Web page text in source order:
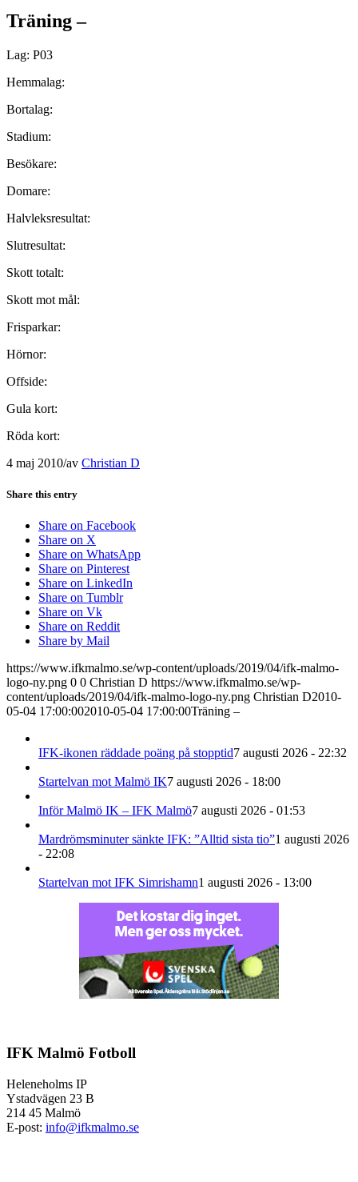
Träning –
Lag: P03
Hemmalag:
Bortalag:
Stadium:
Besökare:
Domare:
Halvleksresultat:
Slutresultat:
Skott totalt:
Skott mot mål:
Frisparkar:
Hörnor:
Offside:
Gula kort:
Röda kort:
4 maj 2010/av Christian D
Share this entry
Share on Facebook
Share on X
Share on WhatsApp
Share on Pinterest
Share on LinkedIn
Share on Tumblr
Share on Vk
Share on Reddit
Share by Mail
https://www.ifkmalmo.se/wp-content/uploads/2019/04/ifk-malmo-
logo-ny.png 0 0 Christian D https://www.ifkmalmo.se/wp-
content/uploads/2019/04/ifk-malmo-logo-ny.png Christian D2010-
05-04 17:00:002010-05-04 17:00:00Träning –
IFK-ikonen räddade poäng på stopptid7 augusti 2026 - 22:32
Startelvan mot Malmö IK7 augusti 2026 - 18:00
Inför Malmö IK – IFK Malmö7 augusti 2026 - 01:53
Mardrömsminuter sänkte IFK: ”Alltid sista tio”1 augusti 2026
- 22:08
Startelvan mot IFK Simrishamn1 augusti 2026 - 13:00
IFK Malmö Fotboll
Heleneholms IP
Ystadvägen 23 B
214 45 Malmö
E-post: info@ifkmalmo.se